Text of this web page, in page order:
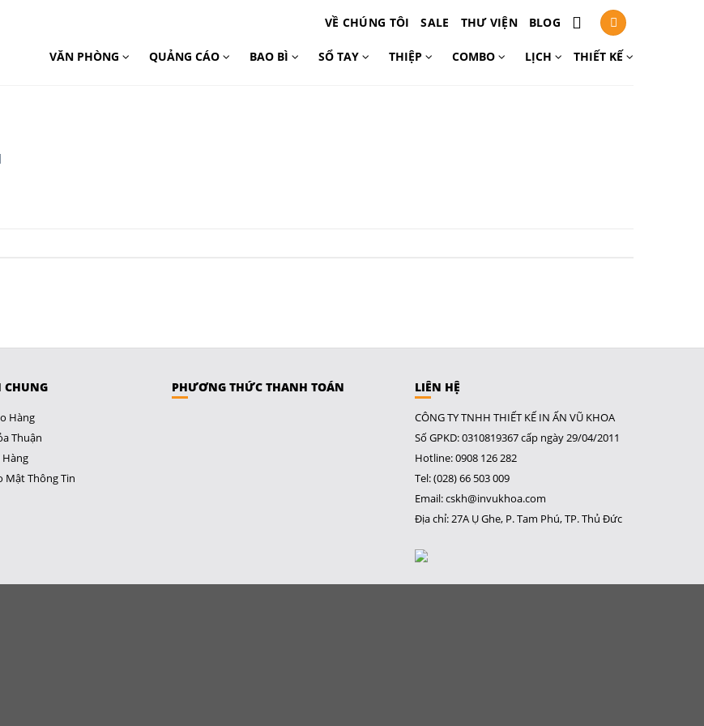
VỀ CHÚNG TÔI SALE THƯ VIỆN BLOG
VĂN PHÒNG QUẢNG CÁO BAO BÌ SỔ TAY THIỆP COMBO LỊCH THIẾT KẾ
CHUNG
Hàng
Thuận
Hàng
Mật Thông Tin
PHƯƠNG THỨC THANH TOÁN LIÊN HỆ
CÔNG TY TNHH THIẾT KẾ IN ẤN VŨ KHOA
Số GPKD: 0310819367 cấp ngày 29/04/2011
Hotline: 0908 126 282
Tel: (028) 66 503 009
Email: cskh@invukhoa.com
Địa chỉ: 27A Ụ Ghe, P. Tam Phú, TP. Thủ Đức